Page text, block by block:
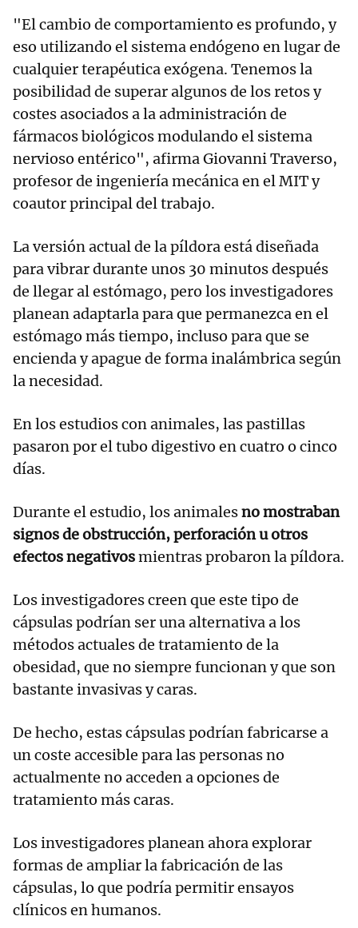
"El cambio de comportamiento es profundo, y
eso utilizando el sistema endógeno en lugar de
cualquier terapéutica exógena. Tenemos la
posibilidad de superar algunos de los retos y
costes asociados a la administración de
fármacos biológicos modulando el sistema
nervioso entérico", afirma Giovanni Traverso,
profesor de ingeniería mecánica en el MIT y
coautor principal del trabajo.
La versión actual de la píldora está diseñada
para vibrar durante unos 30 minutos después
de llegar al estómago, pero los investigadores
planean adaptarla para que permanezca en el
estómago más tiempo, incluso para que se
encienda y apague de forma inalámbrica según
la necesidad.
En los estudios con animales, las pastillas
pasaron por el tubo digestivo en cuatro o cinco
días.
Durante el estudio, los animalesno mostraban
signos de obstrucción, perforación u otros
efectos negativosmientras probaron la píldora.
Los investigadores creen que este tipo de
cápsulas podrían ser una alternativa a los
métodos actuales de tratamiento de la
obesidad, que no siempre funcionan y que son
bastante invasivas y caras.
De hecho, estas cápsulas podrían fabricarse a
un coste accesible para las personas no
actualmente no acceden a opciones de
tratamiento más caras.
Los investigadores planean ahora explorar
formas de ampliar la fabricación de las
cápsulas, lo que podría permitir ensayos
clínicos en humanos.